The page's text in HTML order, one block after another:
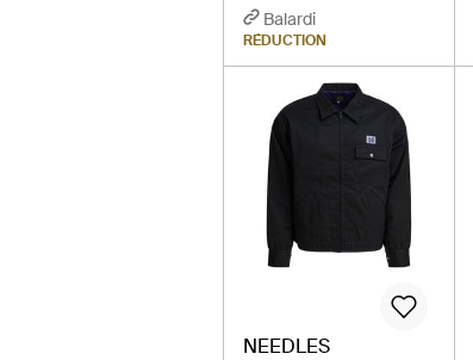
Balardi
RÉDUCTION
NEEDLES